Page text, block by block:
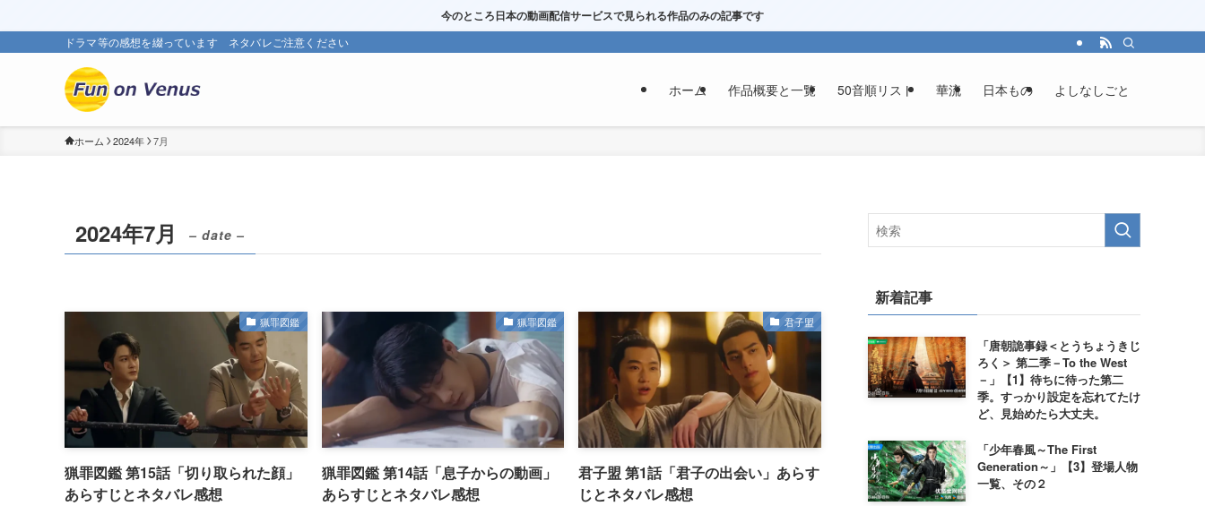
今のところ日本の動画配信サービスで見られる作品のみの記事です
ドラマ等の感想を綴っています ネタバレご注意ください
ホーム 作品概要と一覧 50音順リスト 華流 日本もの よしなしごと
ホーム 2024年 7月
2024年7月 – date –
猟罪図鑑
猟罪図鑑 第15話「切り取られた顔」
あらすじとネタバレ感想
猟罪図鑑
猟罪図鑑 第14話「息子からの動画」
あらすじとネタバレ感想
君子盟
君子盟 第1話「君子の出会い」あらす
じとネタバレ感想
新着記事
「唐朝詭事録＜とうちょうきじ
ろく＞ 第二季－To the West
－」【1】待ちに待った第二
季。すっかり設定を忘れてたけ
ど、見始めたら大丈夫。
「少年春風～The First
Generation～」【3】登場人物
一覧、その２